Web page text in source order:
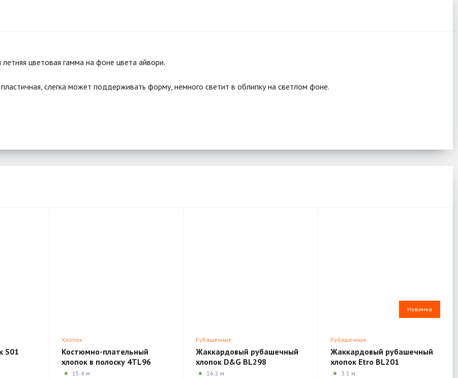
цветовая гамма на фоне цвета айвори.
пластичная, слегка может поддерживать форму, немного светит в облипку на светлом фоне.
S01
Хлопок
Костюмно-плательный
хлопок в полоску 4TL96
15.4 м
Рубашечные
Жаккардовый рубашечный
хлопок D&G BL298
16.2 м
Новинка
Рубашечные
Жаккардовый рубашечный
хлопок Etro BL201
3.1 м